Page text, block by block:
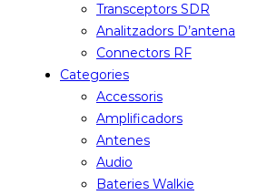
Transceptors SDR
Analitzadors D’antena
Connectors RF
Categories
Accessoris
Amplificadors
Antenes
Audio
Bateries Walkie